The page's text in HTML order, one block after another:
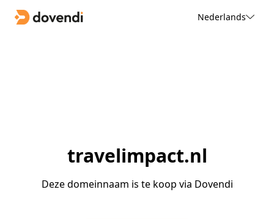
Nederlands
travelimpact.nl
Deze domeinnaam is te koop via Dovendi